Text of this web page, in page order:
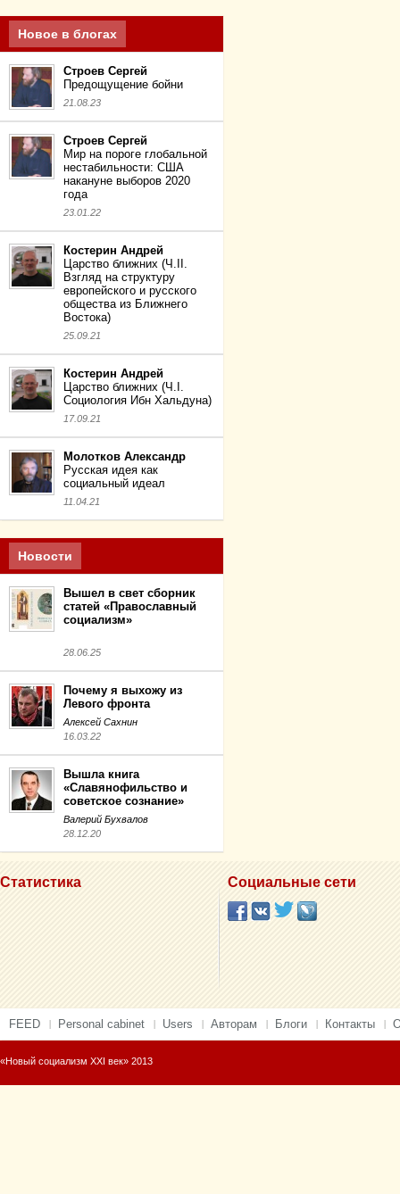
Новое в блогах
Строев Сергей
Предощущение бойни
21.08.23
Строев Сергей
Мир на пороге глобальной
нестабильности: США
накануне выборов 2020
года
23.01.22
Костерин Андрей
Царство ближних (Ч.II.
Взгляд на структуру
европейского и русского
общества из Ближнего
Востока)
25.09.21
Костерин Андрей
Царство ближних (Ч.I.
Социология Ибн Хальдуна)
17.09.21
Молотков Александр
Русская идея как
социальный идеал
11.04.21
Новости
Вышел в свет сборник
статей «Православный
социализм»
28.06.25
Почему я выхожу из
Левого фронта
Алексей Сахнин
16.03.22
Вышла книга
«Славянофильство и
советское сознание»
Валерий Бухвалов
28.12.20
Статистика Социальные сети
FEED Personal cabinet Users Авторам Блоги Контакты
«Новый социализм XXI век» 2013